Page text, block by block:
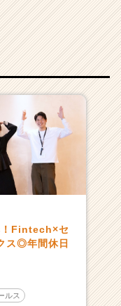
！Fintech×セ
ス◎年間休日
ルス